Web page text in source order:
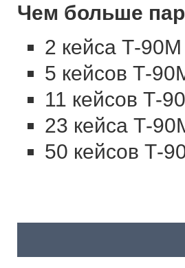
Чем больше
2 кейса Т-
5 кейсов Т-
11 кейсов Т-
23 кейса Т-
50 кейсов Т-